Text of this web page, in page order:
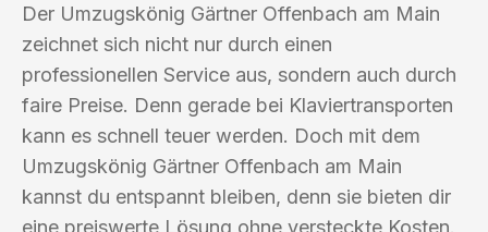
Der Umzugskönig Gärtner Offenbach am Main
zeichnet sich nicht nur durch einen
professionellen Service aus, sondern auch durch
faire Preise. Denn gerade bei Klaviertransporten
kann es schnell teuer werden. Doch mit dem
Umzugskönig Gärtner Offenbach am Main
kannst du entspannt bleiben, denn sie bieten dir
eine preiswerte Lösung ohne versteckte Kosten.